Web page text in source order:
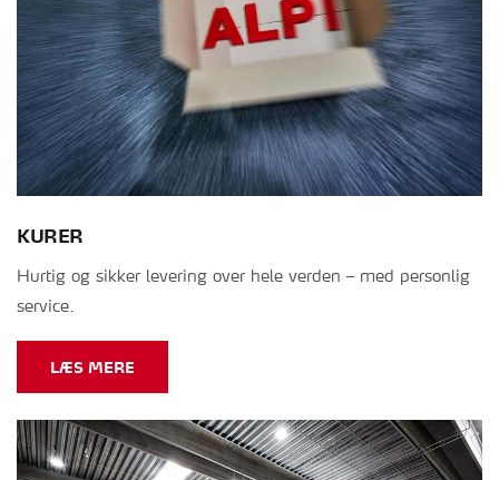
KURER
Hurtig og sikker levering over hele verden – med personlig
service.
LÆS MERE